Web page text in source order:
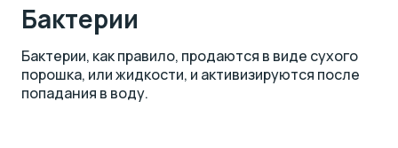
Бактерии
Бактерии, как правило, продаются в виде сухого
порошка, или жидкости, и активизируются после
попадания в воду.